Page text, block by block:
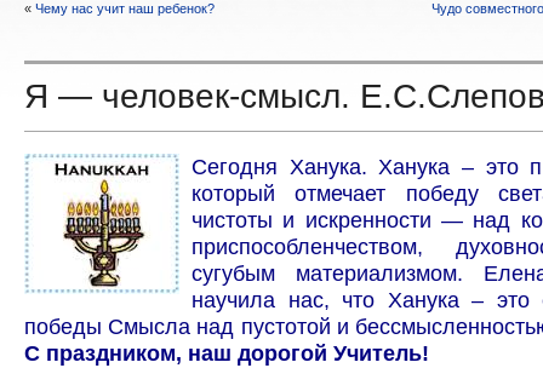
« Чему нас учит наш ребенок? Чудо
Я — человек-смысл.
Сегодня Ханука. Ханука – это
который отмечает победу
чистоты и искренности — над
приспособленчеством,
сугубым материализмом.
научила нас, что Ханука –
победы Смысла над пустотой и
С праздником, наш дорогой Учитель!